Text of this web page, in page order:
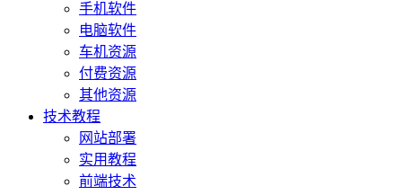
手机软件
电脑软件
车机资源
付费资源
其他资源
技术教程
网站部署
实用教程
前端技术